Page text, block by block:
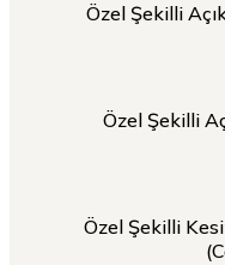
Özel Şekilli
Özel Şekilli
Özel Şekilli